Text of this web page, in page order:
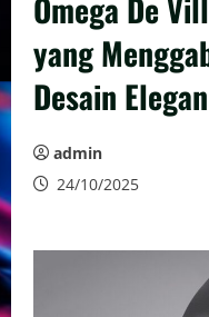
Omega De
yang
Desain Elegan
admin
24/10/2025